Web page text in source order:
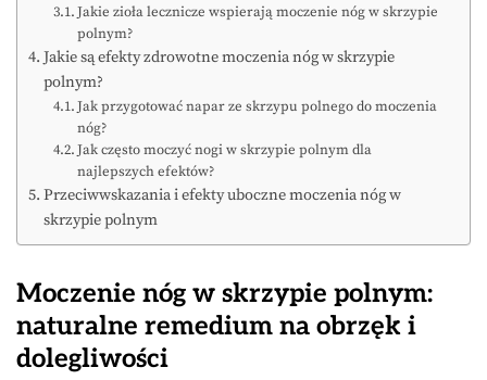
Jakie zioła lecznicze wspierają moczenie nóg w skrzypie
polnym?
Jakie są efekty zdrowotne moczenia nóg w skrzypie
polnym?
Jak przygotować napar ze skrzypu polnego do moczenia
nóg?
Jak często moczyć nogi w skrzypie polnym dla
najlepszych efektów?
Przeciwwskazania i efekty uboczne moczenia nóg w
skrzypie polnym
Moczenie nóg w skrzypie polnym:
naturalne remedium na obrzęk i
dolegliwości